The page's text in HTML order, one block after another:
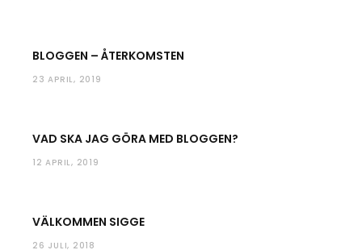
BLOGGEN – ÅTERKOMSTEN
23 APRIL, 2019
VAD SKA JAG GÖRA MED BLOGGEN?
12 APRIL, 2019
VÄLKOMMEN SIGGE
26 JULI, 2018